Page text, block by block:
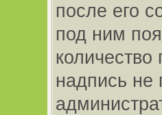
после его
под ним
надпись не